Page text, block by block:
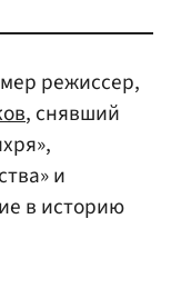
режиссер,
, снявший
и
в историю